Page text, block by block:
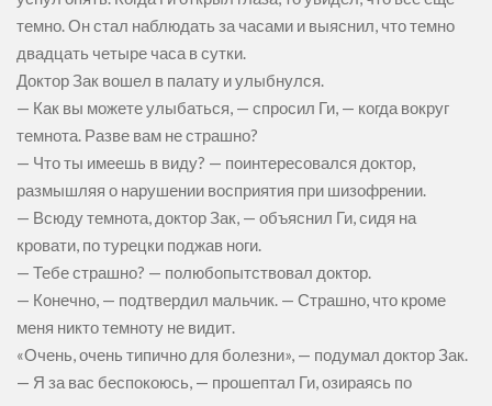
темно. Он стал наблюдать за часами и выяснил, что темно
двадцать четыре часа в сутки.
Доктор Зак вошел в палату и улыбнулся.
— Как вы можете улыбаться, — спросил Ги, — когда вокруг
темнота. Разве вам не страшно?
— Что ты имеешь в виду? — поинтересовался доктор,
размышляя о нарушении восприятия при шизофрении.
— Всюду темнота, доктор Зак, — объяснил Ги, сидя на
кровати, по турецки поджав ноги.
— Тебе страшно? — полюбопытствовал доктор.
— Конечно, — подтвердил мальчик. — Страшно, что кроме
меня никто темноту не видит.
«Очень, очень типично для болезни», — подумал доктор Зак.
— Я за вас беспокоюсь, — прошептал Ги, озираясь по